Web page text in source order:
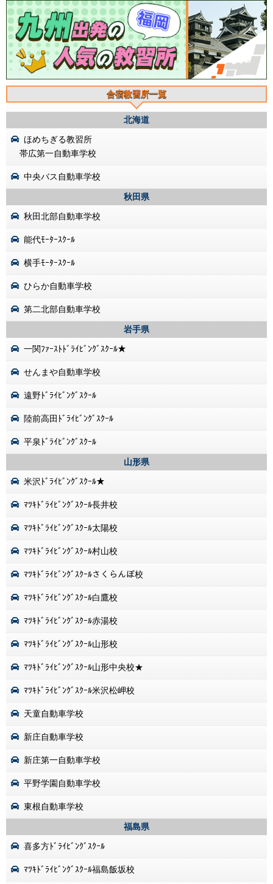
合宿教習所一覧
北海道
ほめちぎる教習所
帯広第一自動車学校
中央バス自動車学校
秋田県
秋田北部自動車学校
能代ﾓｰﾀｰｽｸｰﾙ
横手ﾓｰﾀｰｽｸｰﾙ
ひらか自動車学校
第二北部自動車学校
岩手県
一関ﾌｧｰｽﾄﾄﾞﾗｲﾋﾞﾝｸﾞｽｸｰﾙ★
せんまや自動車学校
遠野ﾄﾞﾗｲﾋﾞﾝｸﾞｽｸｰﾙ
陸前高田ﾄﾞﾗｲﾋﾞﾝｸﾞｽｸｰﾙ
平泉ﾄﾞﾗｲﾋﾞﾝｸﾞｽｸｰﾙ
山形県
米沢ﾄﾞﾗｲﾋﾞﾝｸﾞｽｸｰﾙ★
ﾏﾂｷﾄﾞﾗｲﾋﾞﾝｸﾞｽｸｰﾙ長井校
ﾏﾂｷﾄﾞﾗｲﾋﾞﾝｸﾞｽｸｰﾙ太陽校
ﾏﾂｷﾄﾞﾗｲﾋﾞﾝｸﾞｽｸｰﾙ村山校
ﾏﾂｷﾄﾞﾗｲﾋﾞﾝｸﾞｽｸｰﾙさくらんぼ校
ﾏﾂｷﾄﾞﾗｲﾋﾞﾝｸﾞｽｸｰﾙ白鷹校
ﾏﾂｷﾄﾞﾗｲﾋﾞﾝｸﾞｽｸｰﾙ赤湯校
ﾏﾂｷﾄﾞﾗｲﾋﾞﾝｸﾞｽｸｰﾙ山形校
ﾏﾂｷﾄﾞﾗｲﾋﾞﾝｸﾞｽｸｰﾙ山形中央校★
ﾏﾂｷﾄﾞﾗｲﾋﾞﾝｸﾞｽｸｰﾙ米沢松岬校
天童自動車学校
新庄自動車学校
新庄第一自動車学校
平野学園自動車学校
東根自動車学校
福島県
喜多方ﾄﾞﾗｲﾋﾞﾝｸﾞｽｸｰﾙ
ﾏﾂｷﾄﾞﾗｲﾋﾞﾝｸﾞｽｸｰﾙ福島飯坂校